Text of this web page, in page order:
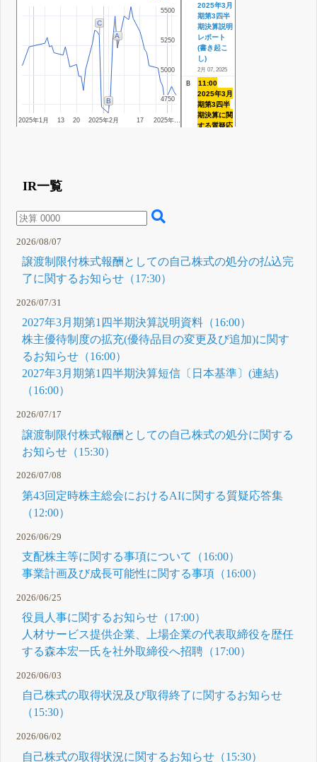
2025年1月 2025年2月 2025年…
13 20 17
4750
4750
5000
5000
5250
5250
5500
5500
C
B
A
2025年3月
期第3四半
期決算説明
レポート
(書き起こ
し)
2月 07, 2025
B
11:00
2025年3月
期第3四半
期決算に関
する質疑応
〔日本基
準〕(連結)
IR一覧
2026/08/07
譲渡制限付株式報酬としての自己株式の処分の払込完
了に関するお知らせ（17:30）
2026/07/31
2027年3月期第1四半期決算説明資料（16:00）
株主優待制度の拡充(優待品目の変更及び追加)に関す
るお知らせ（16:00）
2027年3月期第1四半期決算短信〔日本基準〕(連結)
（16:00）
2026/07/17
譲渡制限付株式報酬としての自己株式の処分に関する
お知らせ（15:30）
2026/07/08
第43回定時株主総会におけるAIに関する質疑応答集
（12:00）
2026/06/29
支配株主等に関する事項について（16:00）
事業計画及び成長可能性に関する事項（16:00）
2026/06/25
役員人事に関するお知らせ（17:00）
人材サービス提供企業、上場企業の代表取締役を歴任
する森本宏一氏を社外取締役へ招聘（17:00）
2026/06/03
自己株式の取得状況及び取得終了に関するお知らせ
（15:30）
2026/06/02
自己株式の取得状況に関するお知らせ（15:30）